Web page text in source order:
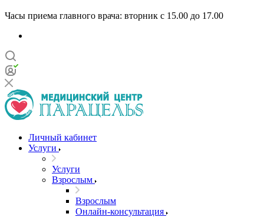
Часы приема главного врача: вторник с 15.00 до 17.00
Личный кабинет
Услуги
Услуги
Взрослым
Взрослым
Онлайн-консультация